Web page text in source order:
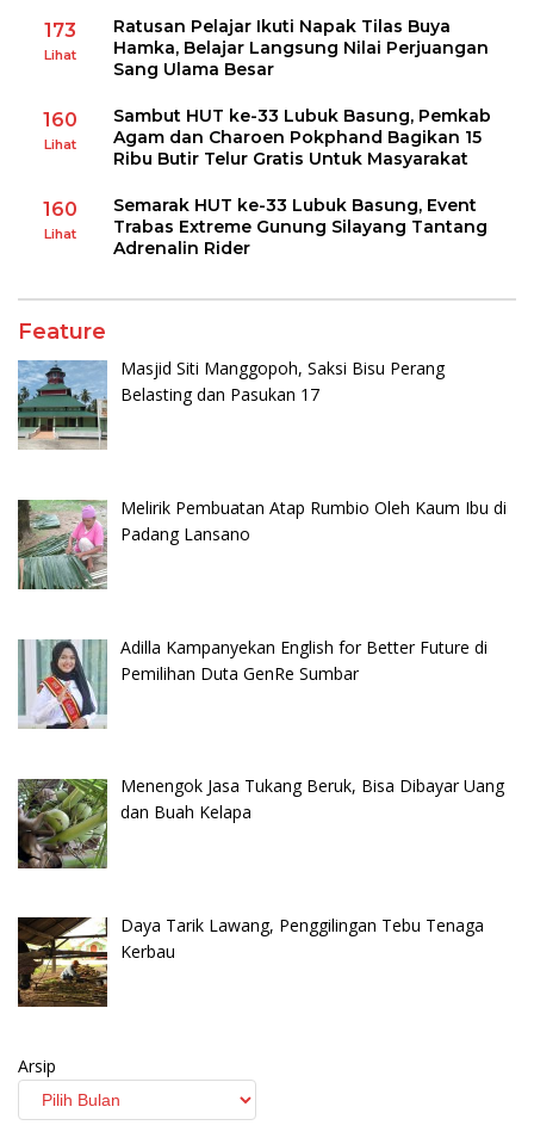
173
Lihat
Ratusan Pelajar Ikuti Napak Tilas Buya
Hamka, Belajar Langsung Nilai Perjuangan
Sang Ulama Besar
160
Lihat
Sambut HUT ke-33 Lubuk Basung, Pemkab
Agam dan Charoen Pokphand Bagikan 15
Ribu Butir Telur Gratis Untuk Masyarakat
160
Lihat
Semarak HUT ke-33 Lubuk Basung, Event
Trabas Extreme Gunung Silayang Tantang
Adrenalin Rider
Feature
Masjid Siti Manggopoh, Saksi Bisu Perang
Belasting dan Pasukan 17
Melirik Pembuatan Atap Rumbio Oleh Kaum Ibu di
Padang Lansano
Adilla Kampanyekan English for Better Future di
Pemilihan Duta GenRe Sumbar
Menengok Jasa Tukang Beruk, Bisa Dibayar Uang
dan Buah Kelapa
Daya Tarik Lawang, Penggilingan Tebu Tenaga
Kerbau
Arsip